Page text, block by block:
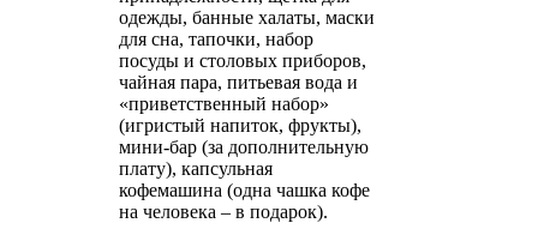
одежды, банные халаты, маски
для сна, тапочки, набор
посуды и столовых приборов,
чайная пара, питьевая вода и
«приветственный набор»
(игристый напиток, фрукты),
мини-бар (за дополнительную
плату), капсульная
кофемашина (одна чашка кофе
на человека – в подарок).